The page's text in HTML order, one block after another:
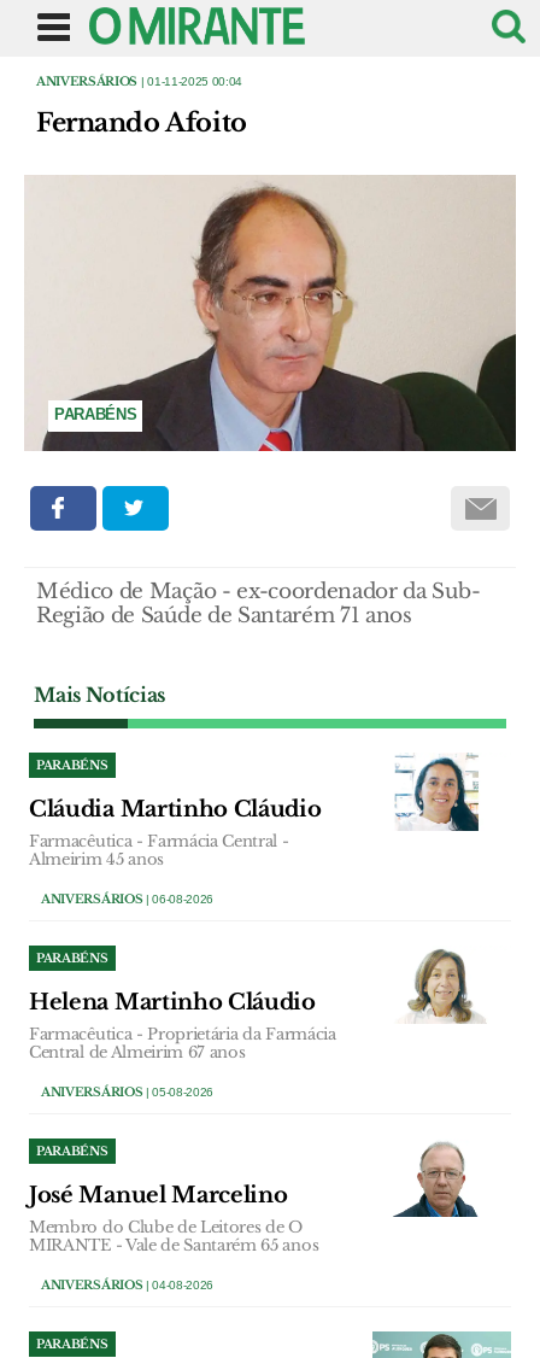
ANIVERSÁRIOS | 01-11-2025 00:04
Fernando Afoito
PARABÉNS
Médico de Mação - ex-coordenador da Sub-
Região de Saúde de Santarém 71 anos
Mais Notícias
PARABÉNS
Cláudia Martinho Cláudio
Farmacêutica - Farmácia Central -
Almeirim 45 anos
ANIVERSÁRIOS| 06-08-2026
PARABÉNS
Helena Martinho Cláudio
Farmacêutica - Proprietária da Farmácia
Central de Almeirim 67 anos
ANIVERSÁRIOS| 05-08-2026
PARABÉNS
José Manuel Marcelino
Membro do Clube de Leitores de O
MIRANTE - Vale de Santarém 65 anos
ANIVERSÁRIOS| 04-08-2026
PARABÉNS